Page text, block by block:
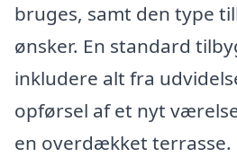
bruges, samt den type
ønsker. En standard
inkludere alt fra
opførsel af et nyt
en overdækket